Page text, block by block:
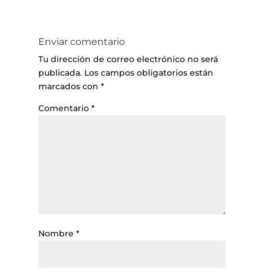
Enviar comentario
Tu dirección de correo electrónico no será
publicada. Los campos obligatorios están
marcados con *
Comentario *
Nombre *